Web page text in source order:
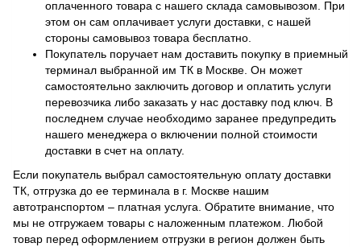
оплаченного товара с нашего склада самовывозом. При
этом он сам оплачивает услуги доставки, с нашей
стороны самовывоз товара бесплатно.
Покупатель поручает нам доставить покупку в приемный
терминал выбранной им ТК в Москве. Он может
самостоятельно заключить договор и оплатить услуги
перевозчика либо заказать у нас доставку под ключ. В
последнем случае необходимо заранее предупредить
нашего менеджера о включении полной стоимости
доставки в счет на оплату.
Если покупатель выбрал самостоятельную оплату доставки
ТК, отгрузка до ее терминала в г. Москве нашим
автотранспортом – платная услуга. Обратите внимание, что
мы не отгружаем товары с наложенным платежом. Любой
товар перед оформлением отгрузки в регион должен быть